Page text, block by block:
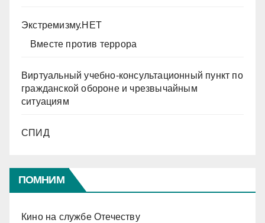
Экстремизму.НЕТ
Вместе против террора
Виртуальный учебно-консультационный пункт по
гражданской обороне и чрезвычайным
ситуациям
СПИД
ПОМНИМ
Кино на службе Отечеству